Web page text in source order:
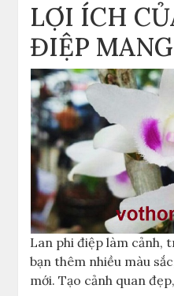
LỢI ÍCH
ĐIỆP
Lan phi điệp làm
bạn thêm nhiều màu
mới. Tạo cảnh quan